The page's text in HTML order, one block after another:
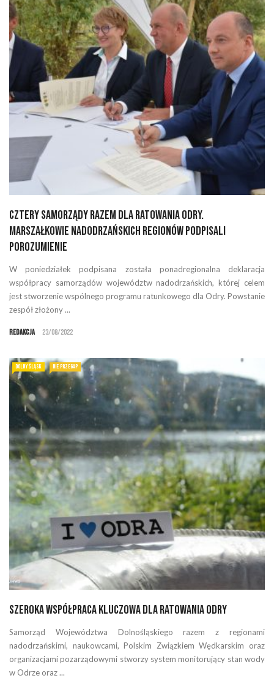
Cztery samorządy razem dla ratowania Odry.
Marszałkowie nadodrzańskich regionów podpisali
Porozumienie
W poniedziałek podpisana została ponadregionalna deklaracja
współpracy samorządów województw nadodrzańskich, której celem
jest stworzenie wspólnego programu ratunkowego dla Odry. Powstanie
zespół złożony ...
Redakcja 23/08/2022
DOLNY ŚLĄSK NIE PRZEGAP
Szeroka współpraca kluczowa dla ratowania Odry
Samorząd Województwa Dolnośląskiego razem z regionami
nadodrzańskimi, naukowcami, Polskim Związkiem Wędkarskim oraz
organizacjami pozarządowymi stworzy system monitorujący stan wody
w Odrze oraz ...